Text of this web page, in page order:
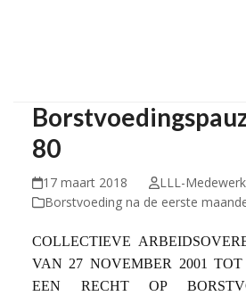
80
17 maart 2018
LLL-
Borstvoeding na de eerste
COLLECTIEVE
VAN 27 NOVEMBER 2001
EEN RECHT OP